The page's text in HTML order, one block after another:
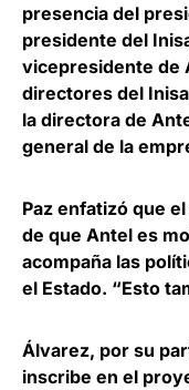
presencia del
presidente del
vicepresidente de
directores del
la directora de
general de la
Paz enfatizó que
de que Antel es
acompaña las
el Estado. “Esto
Álvarez, por su
inscribe en el